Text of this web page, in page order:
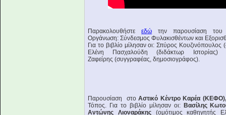
Παρακολουθήστεεδώ την παρουσίαση
Οργάνωση: Σύνδεσμος Φυλακισθέντων και
Για το βιβλίο μίλησαν οι: Σπύρος
Ελένη Πασχαλούδη (διδάκτωρ
Ζαφείρης (συγγραφέας, δημοσιογράφος).
Παρουσίαση στοΑστικό Κέντρο Καρέα
Τόπος. Για το βιβλίο μίλησαν οι: Βασίλης
Αντώνης Λιοναράκης(ομότιμος καθηγητής